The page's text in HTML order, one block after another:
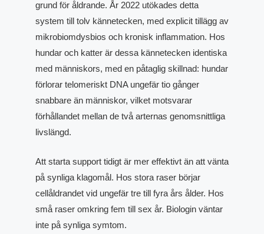
grund för åldrande. År 2022 utökades detta
system till tolv kännetecken, med explicit tillägg av
mikrobiomdysbios och kronisk inflammation. Hos
hundar och katter är dessa kännetecken identiska
med människors, med en påtaglig skillnad: hundar
förlorar telomeriskt DNA ungefär tio gånger
snabbare än människor, vilket motsvarar
förhållandet mellan de två arternas genomsnittliga
livslängd.
Att starta support tidigt är mer effektivt än att vänta
på synliga klagomål. Hos stora raser börjar
cellåldrandet vid ungefär tre till fyra års ålder. Hos
små raser omkring fem till sex år. Biologin väntar
inte på synliga symtom.